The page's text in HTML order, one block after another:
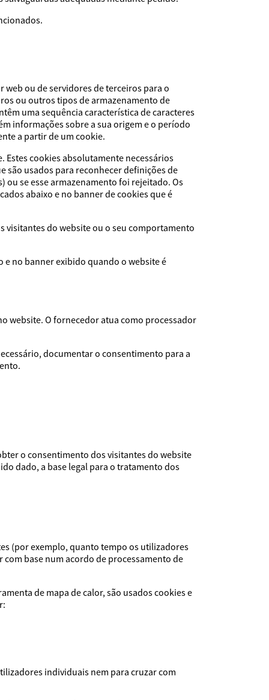
ou de servidores de terceiros para o
ou outros tipos de armazenamento de
uma sequência característica de caracteres
informações sobre a sua origem e o período
a partir de um cookie.
cookies absolutamente necessários
são usados para reconhecer definições de
se esse armazenamento foi rejeitado. Os
abaixo e no banner de cookies que é
visitantes do website ou o seu comportamento
no banner exibido quando o website é
website. O fornecedor atua como processador
documentar o consentimento para a
o consentimento dos visitantes do website
dado, a base legal para o tratamento dos
(por exemplo, quanto tempo os utilizadores
base num acordo de processamento de
de mapa de calor, são usados cookies e
individuais nem para cruzar com